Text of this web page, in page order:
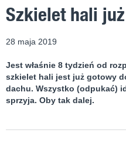
Szkielet hali
28 maja 2019
Jest właśnie 8 tydzień od
szkielet hali jest już gotowy
dachu. Wszystko (odpukać)
sprzyja. Oby tak dalej.